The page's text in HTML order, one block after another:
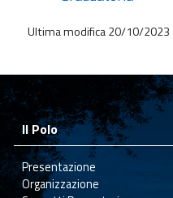
Ultima modifica 20/10/2023
Il Polo
Presentazione
Organizzazione